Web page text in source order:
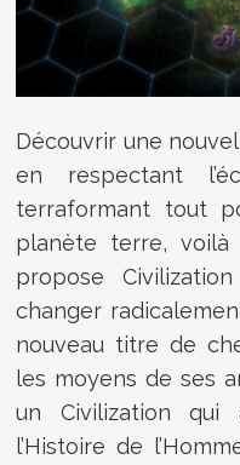
Découvrir une
en respectant
terraformant tout
planète terre, voilà
propose
changer
nouveau titre de
les moyens de ses
un Civilization qui
l’Histoire de